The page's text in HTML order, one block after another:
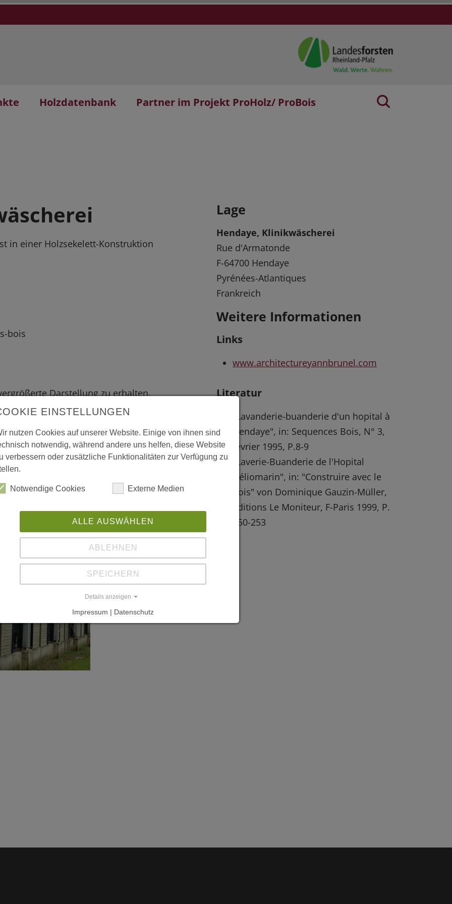
Holzdatenbank Partner im Projekt ProHolz/ ProBois
in einer Holzsekelett-Konstruktion
bois
Darstellung zu erhalten.
Lage
Hendaye, Klinikwäscherei
Rue d'Armatonde
F-64700 Hendaye
Pyrénées-Atlantiques
Frankreich
Weitere Informationen
Links
www.architectureyannbrunel.com
Literatur
"Lavanderie-buanderie d'un hopital à
Hendaye", in: Sequences Bois, N° 3,
février 1995, P.8-9
"Laverie-Buanderie de l'Hopital
Héliomarin", in: "Construire avec le
bois" von Dominique Gauzin-Müller,
Éditions Le Moniteur, F-Paris 1999, P.
250-253
EINSTELLUNGEN
nutzen Cookies auf unserer Website. Einige von ihnen sind
notwendig, während andere uns helfen, diese Website
verbessern oder zusätzliche Funktionalitäten zur Verfügung zu
Notwendige Cookies Externe Medien
ALLE AUSWÄHLEN
ABLEHNEN
SPEICHERN
Details anzeigen
Impressum | Datenschutz